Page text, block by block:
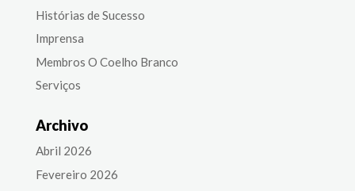
Histórias de Sucesso
Imprensa
Membros O Coelho Branco
Serviços
Archivo
Abril 2026
Fevereiro 2026